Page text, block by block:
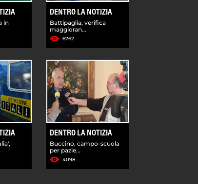
in
DENTRO LA NOTIZIA
Battipaglia, verifica
maggioran...
6762
DENTRO LA NOTIZIA
Buccino, campo-scuola
per pazie...
4098